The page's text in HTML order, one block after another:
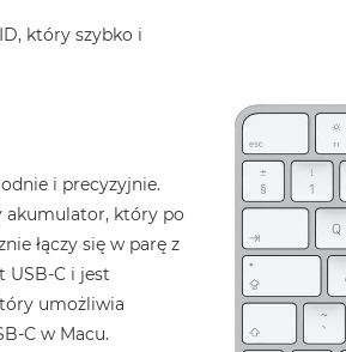
który szybko i
i precyzyjnie.
akumulator, który po
łączy się w parę z
i jest
umożliwia
w Macu.